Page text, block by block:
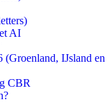
AI
(Groenland, IJsland en
CBR